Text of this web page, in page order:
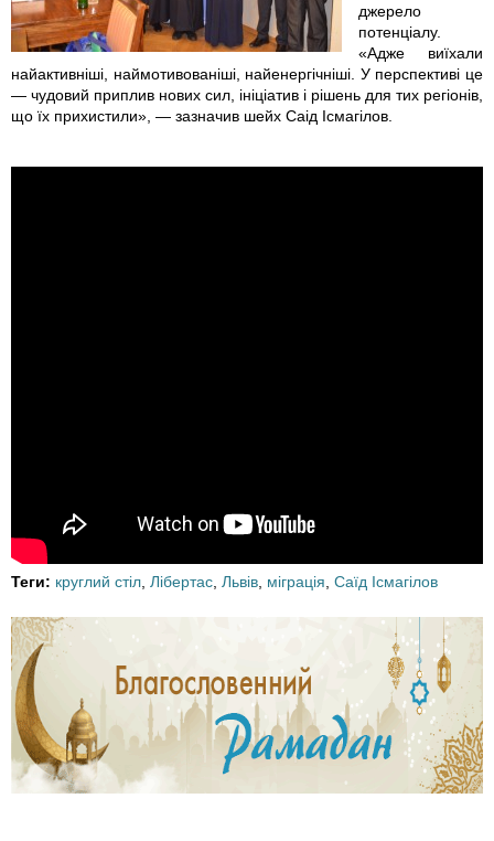
джерело
потенціалу.
«Адже виїхали
найактивніші, наймотивованіші, найенергічніші. У перспективі це
— чудовий приплив нових сил, ініціатив і рішень для тих регіонів,
що їх прихистили», — зазначив шейх Саід Ісмагілов.
Теги: круглий стіл Лібертас Львів міграція Саїд Ісмагілов